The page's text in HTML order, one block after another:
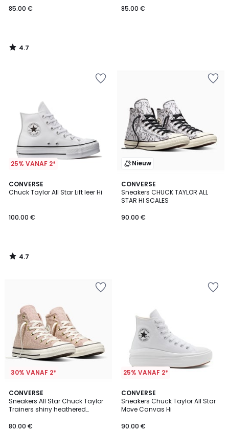
85.00 €
4.7
/
85.00 €
25% VANAF 2*
CONVERSE
Chuck Taylor All Star Lift leer Hi
100.00 €
4.7
/ 5
4.7
/
Nieuw
CONVERSE
Sneakers CHUCK TAYLOR ALL
STAR HI SCALES
90.00 €
30% VANAF 2*
CONVERSE
Sneakers All Star Chuck Taylor
Trainers shiny heathered
80.00 €
25% VANAF 2*
CONVERSE
Sneakers Chuck Taylor All Star
Move Canvas Hi
90.00 €